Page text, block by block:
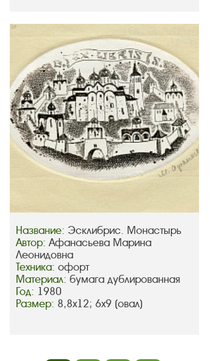
Название:Эсклибрис. Монастырь
Автор:Афанасьева Марина
Леонидовна
Техника:офорт
Материал:бумага дублированная
Год: 1980
Размер: 8,8х12; 6х9 (овал)